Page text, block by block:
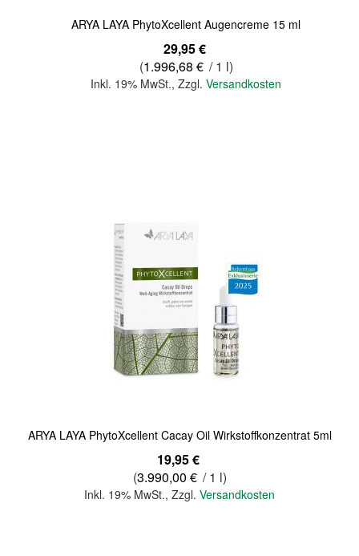
ARYA LAYA PhytoXcellent Augencreme 15 ml
29,95 €
(1.996,68 € / 1 l)
Inkl. 19% MwSt.,Zzgl.Versandkosten
ARYA LAYA PhytoXcellent Cacay Oil Wirkstoffkonzentrat 5ml
19,95 €
(3.990,00 € / 1 l)
Inkl. 19% MwSt., Zzgl. Versandkosten